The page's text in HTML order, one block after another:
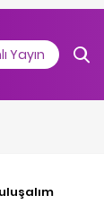
Yayın